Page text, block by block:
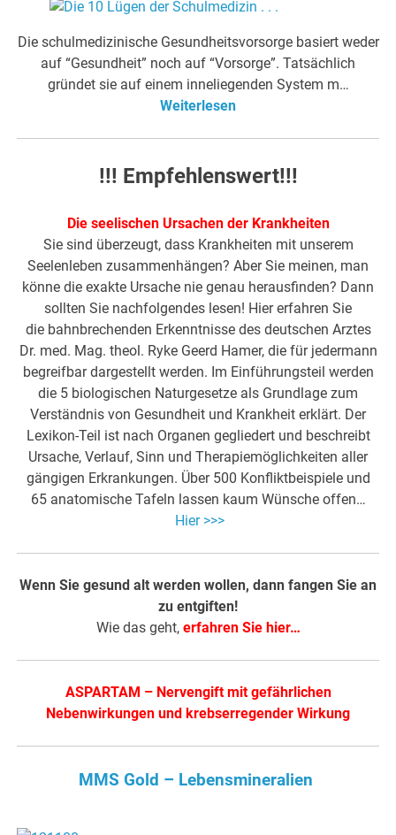
Die schulmedizinische Gesundheitsvorsorge basiert weder
auf “Gesundheit” noch auf “Vorsorge”. Tatsächlich
gründet sie auf einem inneliegenden System m…
Weiterlesen
!!! Empfehlenswert!!!
Die seelischen Ursachen der Krankheiten
Sie sind überzeugt, dass Krankheiten mit unserem
Seelenleben zusammenhängen? Aber Sie meinen, man
könne die exakte Ursache nie genau herausfinden? Dann
sollten Sie nachfolgendes lesen! Hier erfahren Sie
die bahnbrechenden Erkenntnisse des deutschen Arztes
Dr. med. Mag. theol. Ryke Geerd Hamer, die für jedermann
begreifbar dargestellt werden. Im Einführungsteil werden
die 5 biologischen Naturgesetze als Grundlage zum
Verständnis von Gesundheit und Krankheit erklärt. Der
Lexikon-Teil ist nach Organen gegliedert und beschreibt
Ursache, Verlauf, Sinn und Therapiemöglichkeiten aller
gängigen Erkrankungen. Über 500 Konfliktbeispiele und
65 anatomische Tafeln lassen kaum Wünsche offen…
Hier >>>
Wenn Sie gesund alt werden wollen, dann fangen Sie an
zu entgiften!
Wie das geht, erfahren Sie hier…
ASPARTAM – Nervengift mit gefährlichen
Nebenwirkungen und krebserregender Wirkung
MMS Gold – Lebensmineralien